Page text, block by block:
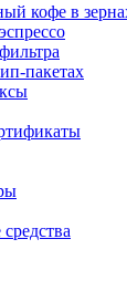
кофе в
пакетах